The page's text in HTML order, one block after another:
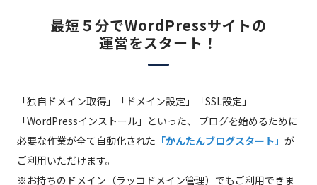
最短５分でWordPressサイトの
運営をスタート！
「独自ドメイン取得」「ドメイン設定」「SSL設定」
「WordPressインストール」といった、
ブログを始めるために
必要な作業が全て自動化された 「かんたんブログスタート」 が
ご利用いただけます。
※お持ちのドメイン（ラッコドメイン管理）でもご利用できま